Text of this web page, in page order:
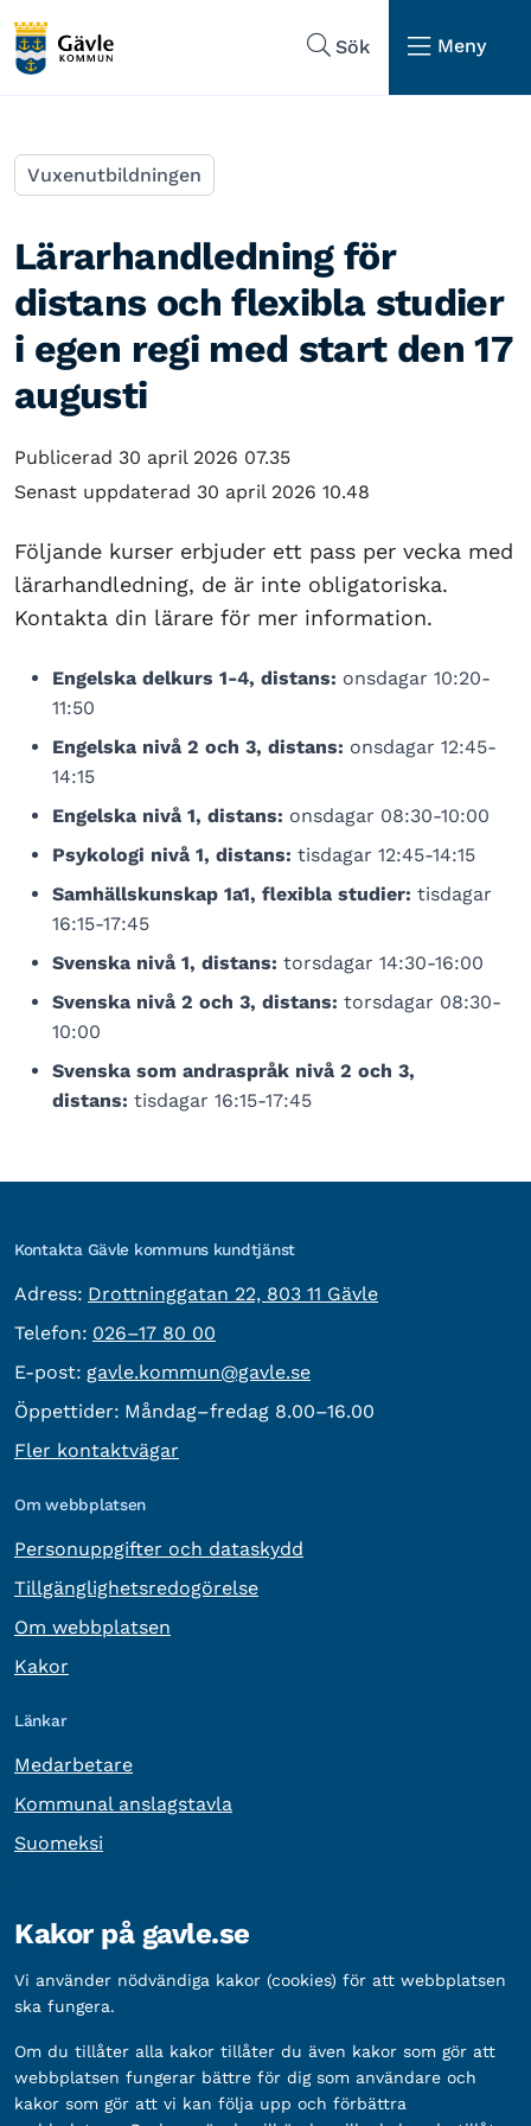
Sök
Meny
Vuxenutbildningen
Lärarhandledning för
distans och flexibla studier
i egen regi med start den 17
augusti
Publicerad 30 april 2026 07.35
Senast uppdaterad 30 april 2026 10.48
Följande kurser erbjuder ett pass per vecka med
lärarhandledning, de är inte obligatoriska.
Kontakta din lärare för mer information.
Engelska delkurs 1-4, distans: onsdagar 10:20-
11:50
Engelska nivå 2 och 3, distans: onsdagar 12:45-
14:15
Engelska nivå 1, distans: onsdagar 08:30-10:00
Psykologi nivå 1, distans: tisdagar 12:45-14:15
Samhällskunskap 1a1, flexibla studier: tisdagar
16:15-17:45
Svenska nivå 1, distans: torsdagar 14:30-16:00
Svenska nivå 2 och 3, distans: torsdagar 08:30-
10:00
Svenska som andraspråk nivå 2 och 3,
distans: tisdagar 16:15-17:45
Kontakta Gävle kommuns kundtjänst
Adress: besöksadress:
Drottninggatan 22, 803 11 Gävle
Telefon: Telefon:
026–17 80 00
E-post: E-post:
gavle.kommun@gavle.se
Öppettider: Måndag–fredag 8.00–16.00
Fler kontaktvägar
Om webbplatsen
Personuppgifter och dataskydd
Tillgänglighetsredogörelse
Om webbplatsen
Kakor
Länkar
Medarbetare
Kommunal anslagstavla
Suomeksi
Organisationsnummer: 212000-2338
Bankgironummer: 5888-2333
Kakor på gavle.se
Vi använder nödvändiga kakor (cookies) för att webbplatsen
ska fungera.
Om du tillåter alla kakor tillåter du även kakor som gör att
webbplatsen fungerar bättre för dig som användare och
kakor som gör att vi kan följa upp och förbättra